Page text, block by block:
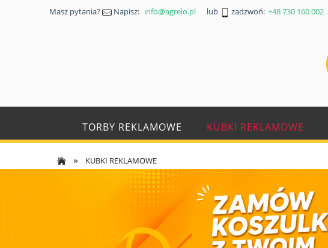
Masz pytania? Napisz: info@agrelo.pl lub zadzwoń: +48 730 160 002
TORBY REKLAMOWE KUBKI REKLAMOWE
» KUBKI REKLAMOWE